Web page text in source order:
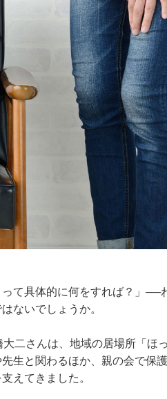
て具体的に何をすれば？」──
ないでしょうか。
二さんは、地域の居場所「ほ
生と関わるほか、親の会で保
えてきました。